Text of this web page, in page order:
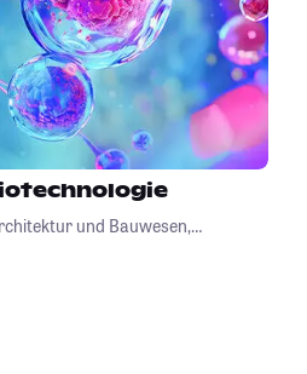
und Bauwesen,